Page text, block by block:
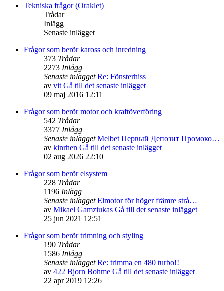
Tekniska frågor (Oraklet)
Trådar
Inlägg
Senaste inlägget
Frågor som berör kaross och inredning
373 Trådar
2273 Inlägg
Senaste inlägget Re: Fönsterhiss
av vit Gå till det senaste inlägget
09 maj 2016 12:11
Frågor som berör motor och kraftöverföring
542 Trådar
3377 Inlägg
Senaste inlägget Melbet Первый Депозит Промоко…
av kinrhen Gå till det senaste inlägget
02 aug 2026 22:10
Frågor som berör elsystem
228 Trådar
1196 Inlägg
Senaste inlägget Elmotor för höger främre strå…
av Mikael Gamziukas Gå till det senaste inlägget
25 jun 2021 12:51
Frågor som berör trimning och styling
190 Trådar
1586 Inlägg
Senaste inlägget Re: trimma en 480 turbo!!
av 422 Bjorn Bohme Gå till det senaste inlägget
22 apr 2019 12:26